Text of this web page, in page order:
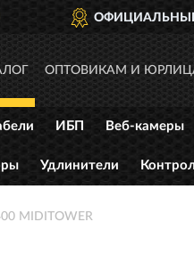
ДИЛЕРEXEGATE В
ОПТОВИКАМ И
ИБП Веб-камеры
Удлинители
MIDITOWER